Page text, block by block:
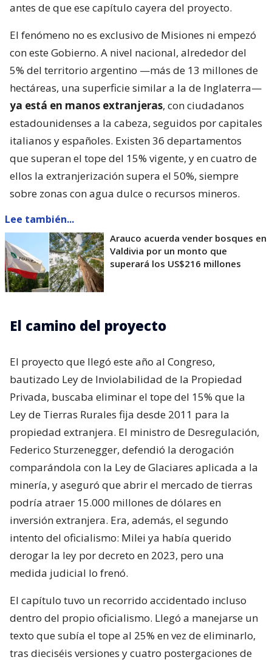
antes de que ese capítulo cayera del proyecto.
El fenómeno no es exclusivo de Misiones ni empezó
con este Gobierno. A nivel nacional, alrededor del
5% del territorio argentino —más de 13 millones de
hectáreas, una superficie similar a la de Inglaterra—
ya está en manos extranjeras, con ciudadanos
estadounidenses a la cabeza, seguidos por capitales
italianos y españoles. Existen 36 departamentos
que superan el tope del 15% vigente, y en cuatro de
ellos la extranjerización supera el 50%, siempre
sobre zonas con agua dulce o recursos mineros.
Lee también...
Arauco acuerda vender bosques en
Valdivia por un monto que
superará los US$216 millones
El camino del proyecto
El proyecto que llegó este año al Congreso,
bautizado Ley de Inviolabilidad de la Propiedad
Privada, buscaba eliminar el tope del 15% que la
Ley de Tierras Rurales fija desde 2011 para la
propiedad extranjera. El ministro de Desregulación,
Federico Sturzenegger, defendió la derogación
comparándola con la Ley de Glaciares aplicada a la
minería, y aseguró que abrir el mercado de tierras
podría atraer 15.000 millones de dólares en
inversión extranjera. Era, además, el segundo
intento del oficialismo: Milei ya había querido
derogar la ley por decreto en 2023, pero una
medida judicial lo frenó.
El capítulo tuvo un recorrido accidentado incluso
dentro del propio oficialismo. Llegó a manejarse un
texto que subía el tope al 25% en vez de eliminarlo,
tras dieciséis versiones y cuatro postergaciones de